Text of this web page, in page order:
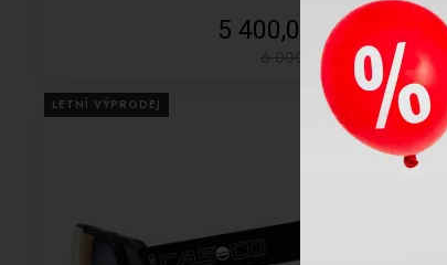
5 400,00 Kč
6 000,00
LETNÍ VÝPRODEJ
NOVÉ
LETNÍ